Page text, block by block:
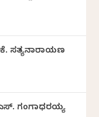
ಸತ್ಯನಾರಾಯಣ
ಗಂಗಾಧರಯ್ಯ